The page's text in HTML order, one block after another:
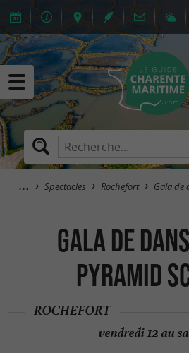
Spectacles Rochefort Gala de
Gala de
Pyramid
ROCHEFORT
vendredi 12 au